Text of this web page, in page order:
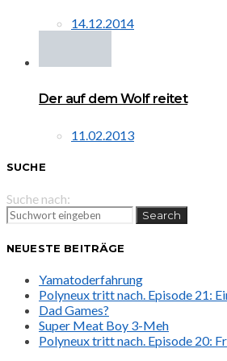
14.12.2014
Der auf dem Wolf reitet
11.02.2013
SUCHE
Suche nach:
Search
NEUESTE BEITRÄGE
Yamatoderfahrung
Polyneux tritt nach. Episode 21:
Dad Games?
Super Meat Boy 3-Meh
Polyneux tritt nach. Episode 20: